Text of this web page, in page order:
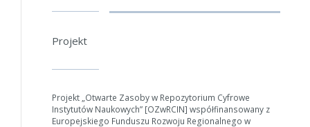
Projekt
Projekt „Otwarte Zasoby w Repozytorium Cyfrowe
Instytutów Naukowych” [OZwRCIN] współfinansowany z
Europejskiego Funduszu Rozwoju Regionalnego w